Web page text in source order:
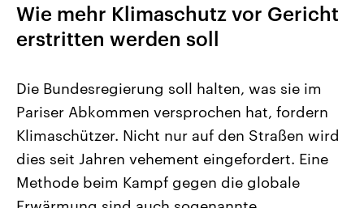
Landtagswahl Sachsen-Anhalt
2026
Alle Informationen
Sachsen-Anhalt wählt am 6.
September 2026 einen neuen
Landtag. Seit 2021 wird das
Bundesland von einer Koalition aus
USA
Aktuelle Beiträge,
Hintergründe
Wirtschaftlich und
gehören die Vereinigten
den mächtigsten Ländern
mit großem Einfluss auf
Wie mehr Klimaschutz vor Gericht
erstritten werden soll
Die Bundesregierung soll halten, was sie im
Pariser Abkommen versprochen hat, fordern
Klimaschützer. Nicht nur auf den Straßen wird
dies seit Jahren vehement eingefordert. Eine
Methode beim Kampf gegen die globale